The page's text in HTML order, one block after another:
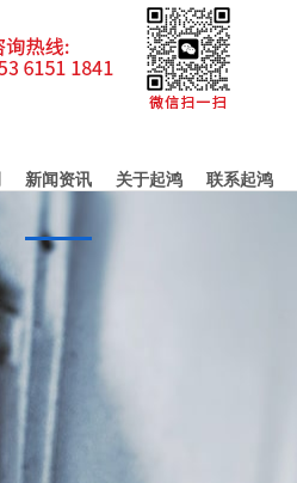
新闻资讯 关于起鸿 联系起鸿